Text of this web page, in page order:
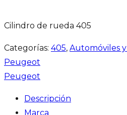
Cilindro de rueda 405
Categorías: 405, Automóviles
Peugeot
Peugeot
Descripción
Marca